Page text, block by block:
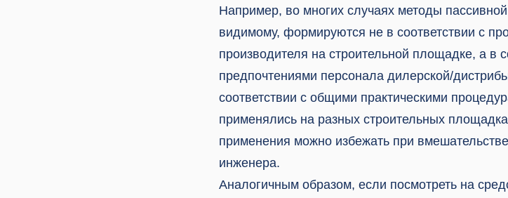
Например, во многих случаях методы
видимому, формируются не в соответствии с
производителя на строительной площадке, а в
предпочтениями персонала дилерской/
соответствии с общими практическими
применялись на разных строительных
применения можно избежать при
инженера.
Аналогичным образом, если посмотреть на